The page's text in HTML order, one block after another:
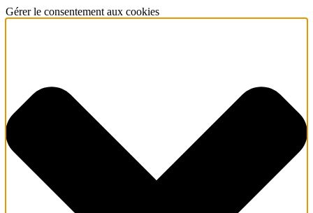
Gérer le consentement aux cookies